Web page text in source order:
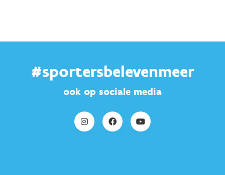
#sportersbelevenmeer
ook op sociale media